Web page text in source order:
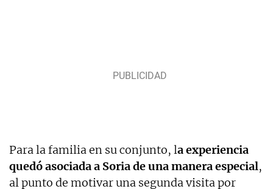
Para la familia en su conjunto, la experiencia
quedó asociada a Soria de una manera especial,
al punto de motivar una segunda visita por